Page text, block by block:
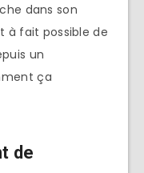
dans son
à fait possible de
un
ça
de